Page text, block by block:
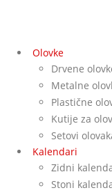
Olovke
Drvene
Metalne
Plastične
Kutije za
Setovi
Kalendari
Zidni
Stoni